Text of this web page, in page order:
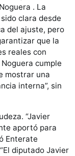
. La
clara desde
del ajuste, pero
que la
reales con
cumple
mostrar una
interna”, sin
“Javier
aportó para
Enterate
diputado Javier